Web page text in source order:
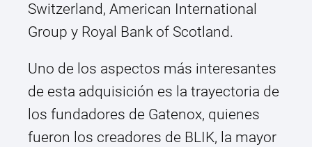
Switzerland, American International
Group y Royal Bank of Scotland.
Uno de los aspectos más interesantes
de esta adquisición es la trayectoria de
los fundadores de Gatenox, quienes
fueron los creadores de BLIK, la mayor